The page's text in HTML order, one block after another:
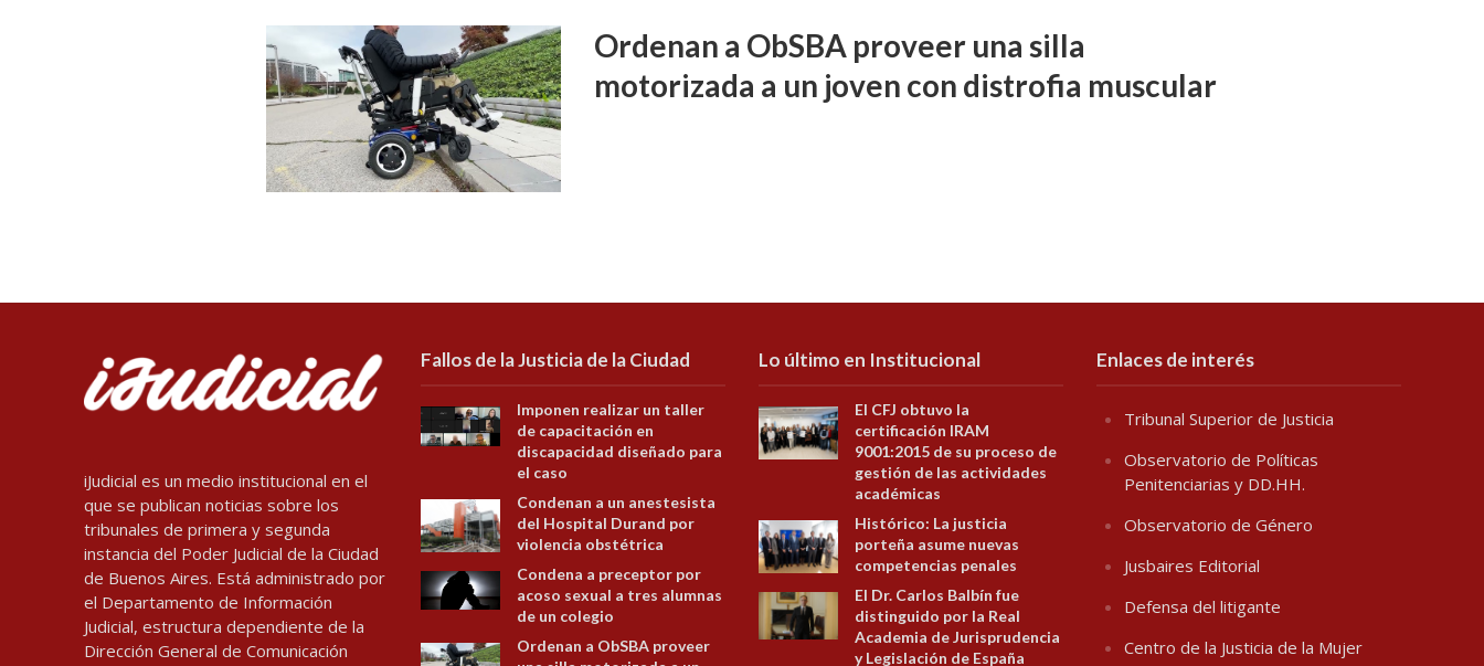
Ordenan a ObSBA proveer una silla
motorizada a un joven con distrofia muscular
iJudicial es un medio institucional en el
que se publican noticias sobre los
tribunales de primera y segunda
instancia del Poder Judicial de la Ciudad
de Buenos Aires. Está administrado por
el Departamento de Información
Judicial, estructura dependiente de la
Dirección General de Comunicación
Fallos de la Justicia de la Ciudad
Imponen realizar un taller
de capacitación en
discapacidad diseñado para
el caso
Condenan a un anestesista
del Hospital Durand por
violencia obstétrica
Condena a preceptor por
acoso sexual a tres alumnas
de un colegio
Ordenan a ObSBA proveer
Lo último en Institucional
El CFJ obtuvo la
certificación IRAM
9001:2015 de su proceso de
gestión de las actividades
académicas
Histórico: La justicia
porteña asume nuevas
competencias penales
El Dr. Carlos Balbín fue
distinguido por la Real
Academia de Jurisprudencia
y Legislación de España
Enlaces de interés
Tribunal Superior de Justicia
Observatorio de Políticas
Penitenciarias y DD.HH.
Observatorio de Género
Jusbaires Editorial
Defensa del litigante
Centro de la Justicia de la Mujer